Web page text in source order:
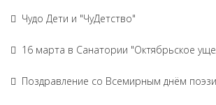
Чудо Дети и "ЧуДетство"
16 марта в Санатории "Октябрьское
Поздравление со Всемирным днём